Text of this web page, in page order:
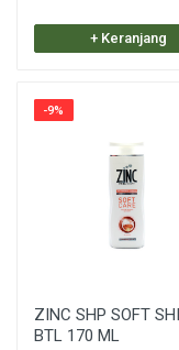
+ Keranjang
-9%
ZINC SHP SOFT
BTL 170 ML